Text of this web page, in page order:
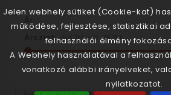
Árszint: 542Ft‎ - 3 787Ft‎
Jelen webhely sütiket (Cookie-kat)
működése, fejlesztése, statisztikai
felhasználói élmény
A Webhely használatával a
vonatkozó alábbi irányelveket,
nyilatkozatot.